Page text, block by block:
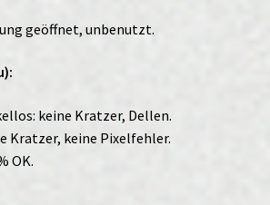
geöffnet, unbenutzt.
keine Kratzer, Dellen.
Kratzer, keine Pixelfehler.
OK.